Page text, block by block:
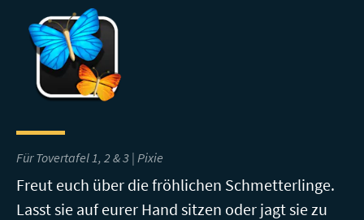
Für Tovertafel 1, 2 & 3 | Pixie
Freut euch über die fröhlichen Schmetterlinge.
Lasst sie auf eurer Hand sitzen oder jagt sie zu